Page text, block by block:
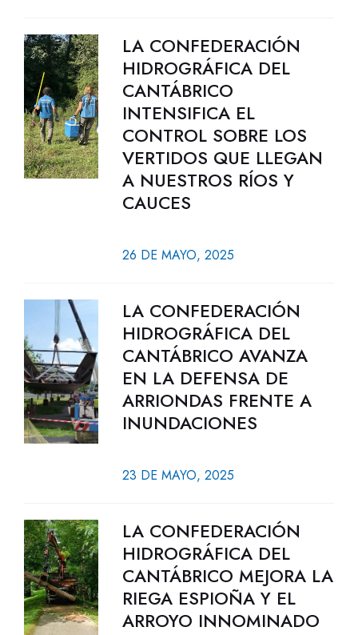
LA CONFEDERACIÓN
HIDROGRÁFICA DEL
CANTÁBRICO
INTENSIFICA EL
CONTROL SOBRE LOS
VERTIDOS QUE LLEGAN
A NUESTROS RÍOS Y
CAUCES
26 DE MAYO, 2025
LA CONFEDERACIÓN
HIDROGRÁFICA DEL
CANTÁBRICO AVANZA
EN LA DEFENSA DE
ARRIONDAS FRENTE A
INUNDACIONES
23 DE MAYO, 2025
LA CONFEDERACIÓN
HIDROGRÁFICA DEL
CANTÁBRICO MEJORA LA
RIEGA ESPIOÑA Y EL
ARROYO INNOMINADO